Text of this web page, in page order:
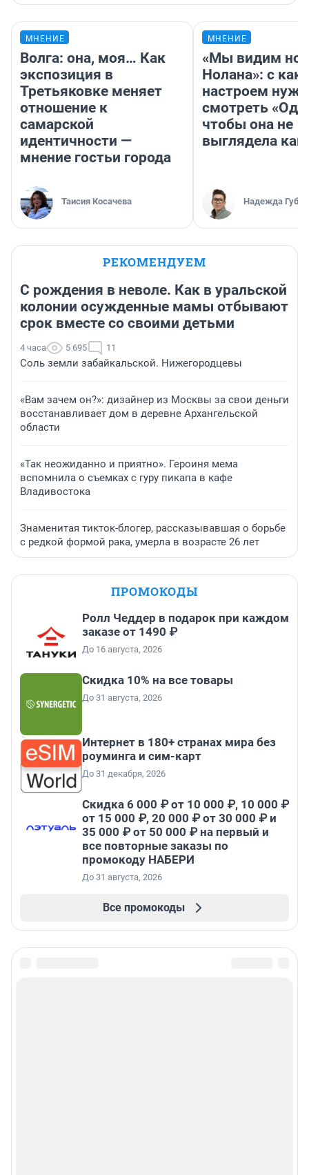
МНЕНИЕ
Волга: она, моя… Как
экспозиция в
Третьяковке меняет
отношение к
самарской
идентичности —
мнение гостьи города
Таисия Косачева
МНЕНИЕ
«Мы видим
Нолана»: с
настроем
смотреть
чтобы она не
выглядела как
Надежда
РЕКОМЕНДУЕМ
С рождения в неволе. Как в уральской
колонии осужденные мамы отбывают
срок вместе со своими детьми
4 часа 5 695 11
Соль земли забайкальской. Нижегородцевы
«Вам зачем он?»: дизайнер из Москвы за свои деньги
восстанавливает дом в деревне Архангельской
области
«Так неожиданно и приятно». Героиня мема
вспомнила о съемках с гуру пикапа в кафе
Владивостока
Знаменитая тикток-блогер, рассказывавшая о борьбе
с редкой формой рака, умерла в возрасте 26 лет
ПРОМОКОДЫ
Ролл Чеддер в подарок при каждом
заказе от 1490 ₽
До 16 августа, 2026
Скидка 10% на все товары
До 31 августа, 2026
Интернет в 180+ странах мира без
роуминга и сим-карт
До 31 декабря, 2026
Скидка 6 000 ₽ от 10 000 ₽, 10 000 ₽
от 15 000 ₽, 20 000 ₽ от 30 000 ₽ и
35 000 ₽ от 50 000 ₽ на первый и
все повторные заказы по
промокоду НАБЕРИ
До 31 августа, 2026
Все промокоды